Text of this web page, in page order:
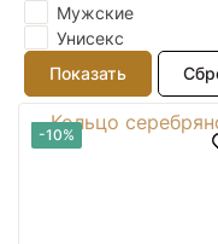
Мужские
Унисекс
-10%